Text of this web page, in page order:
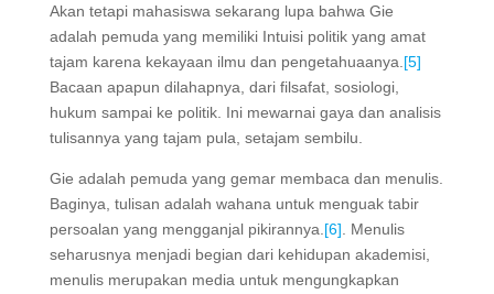
Akan tetapi mahasiswa sekarang lupa bahwa Gie
adalah pemuda yang memiliki Intuisi politik yang amat
tajam karena kekayaan ilmu dan pengetahuaanya. [5]
Bacaan apapun dilahapnya, dari filsafat, sosiologi,
hukum sampai ke politik. Ini mewarnai gaya dan analisis
tulisannya yang tajam pula, setajam sembilu.
Gie adalah pemuda yang gemar membaca dan menulis.
Baginya, tulisan adalah wahana untuk menguak tabir
persoalan yang mengganjal pikirannya. [6] . Menulis
seharusnya menjadi begian dari kehidupan akademisi,
menulis merupakan media untuk mengungkapkan